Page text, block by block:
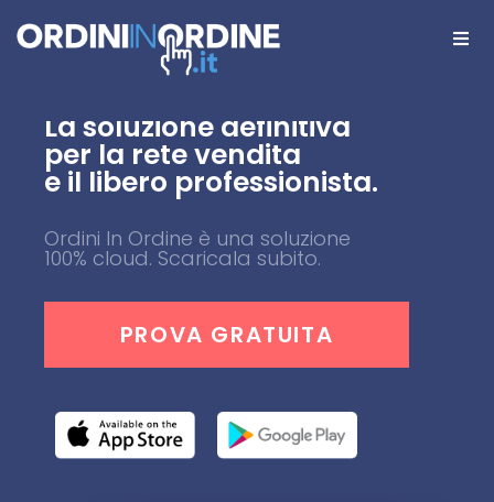
La soluzione definitiva
per la rete vendita
e il libero professionista.
Ordini In Ordine è una soluzione
100% cloud. Scaricala subito.
PROVA GRATUITA